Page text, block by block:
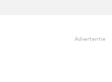
Advertentie